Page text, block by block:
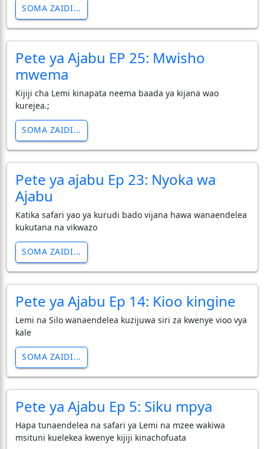
SOMA ZAIDI...
Pete ya Ajabu EP 25: Mwisho
mwema
Kijiji cha Lemi kinapata neema baada ya kijana wao
kurejea.;
SOMA ZAIDI...
Pete ya ajabu Ep 23: Nyoka wa
Ajabu
Katika safari yao ya kurudi bado vijana hawa wanaendelea
kukutana na vikwazo
SOMA ZAIDI...
Pete ya Ajabu Ep 14: Kioo kingine
Lemi na Silo wanaendelea kuzijuwa siri za kwenye vioo vya
kale
SOMA ZAIDI...
Pete ya Ajabu Ep 5: Siku mpya
Hapa tunaendelea na safari ya Lemi na mzee wakiwa
msituni kuelekea kwenye kijiji kinachofuata